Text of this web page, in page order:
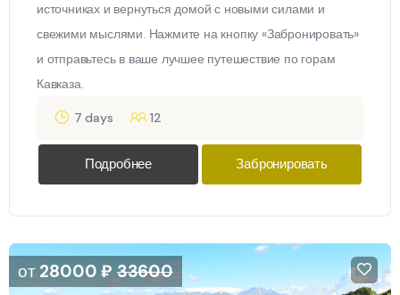
источниках и вернуться домой с новыми силами и
свежими мыслями. Нажмите на кнопку «Забронировать»
и отправьтесь в ваше лучшее путешествие по горам
Кавказа.
7 days 12
Подробнее Забронировать
от 28000₽ 33600